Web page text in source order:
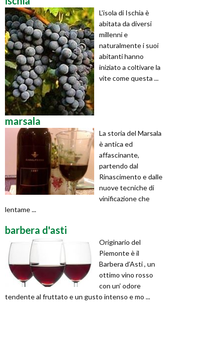
L'isola di Ischia è
abitata da diversi
millenni e
naturalmente i suoi
abitanti hanno
iniziato a coltivare la
vite come questa ...
marsala
La storia del Marsala
è antica ed
affascinante,
partendo dal
Rinascimento e dalle
nuove tecniche di
vinificazione che
lentame ...
barbera d'asti
Originario del
Piemonte è il
Barbera d’Asti , un
ottimo vino rosso
con un’ odore
tendente al fruttato e un gusto intenso e mo ...